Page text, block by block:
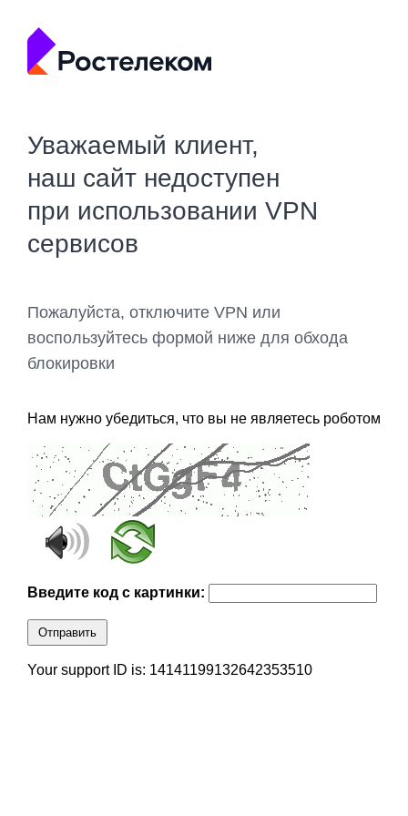
Уважаемый клиент,
наш сайт недоступен
при использовании VPN
сервисов
Пожалуйста, отключите VPN или
воспользуйтесь формой ниже для обхода
блокировки
Нам нужно убедиться, что вы не являетесь роботом
Введите код с картинки:
Отправить
Your support ID is: 14141199132642353510